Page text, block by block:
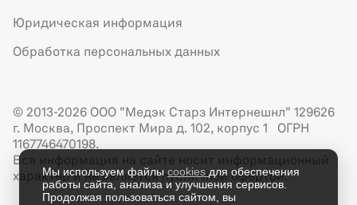
Юридическая информация
Обработка персональных данных
© 2013-2026 ООО "Медэк Старз Интернешнл" 129626
г. Москва, Проспект Мира д. 102, корпус 1 ОГРН
1167746470198.
Вся информация на сайте носит информационный
характер и не является публичной офертой.
Мы используем файлыcookies для обеспечения
работы сайта, анализа и улучшения сервисов.
Продолжая пользоваться сайтом, вы